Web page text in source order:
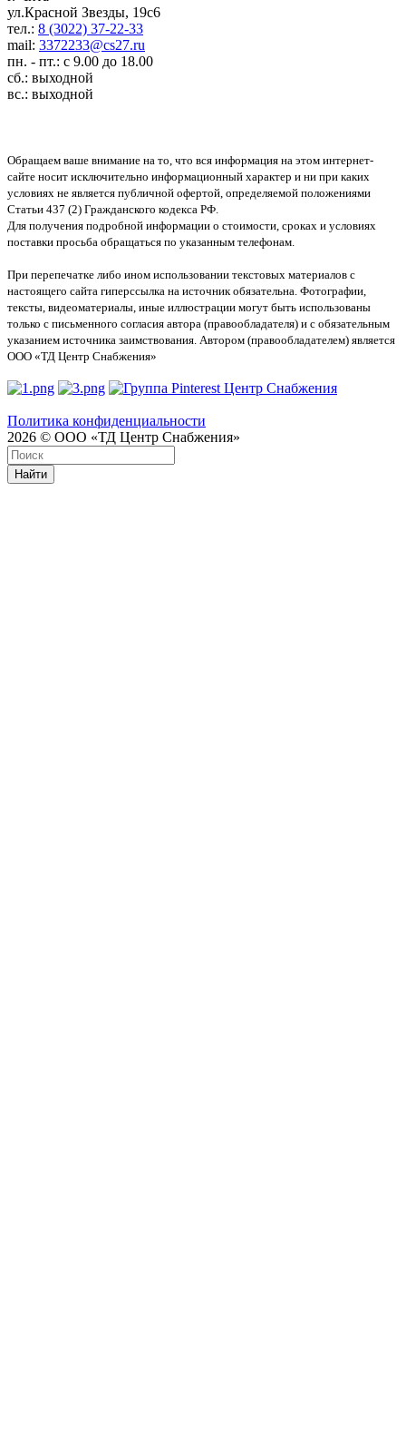
ул.Красной Звезды, 19с6
тел.: 8 (3022) 37-22-33
mail: 3372233@cs27.ru
пн. - пт.: с 9.00 до 18.00
сб.: выходной
вс.: выходной
Обращаем ваше внимание на то, что вся информация на этом интернет-
сайте носит исключительно информационный характер и ни при каких
условиях не является публичной офертой, определяемой положениями
Статьи 437 (2) Гражданского кодекса РФ.
Для получения подробной информации о стоимости, сроках и условиях
поставки просьба обращаться по указанным телефонам.
При перепечатке либо ином использовании текстовых материалов с
настоящего сайта гиперссылка на источник обязательна. Фотографии,
тексты, видеоматериалы, иные иллюстрации могут быть использованы
только с письменного согласия автора (правообладателя) и с обязательным
указанием источника заимствования. Автором (правообладателем) является
ООО «ТД Центр Снабжения»
Политика конфиденциальности
2026 © ООО «ТД Центр Снабжения»
Найти